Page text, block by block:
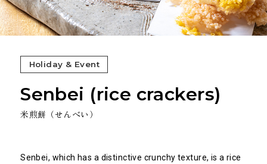
Holiday & Event
Senbei (rice crackers)
米煎餅（せんべい）
Senbei, which has a distinctive crunchy texture, is a rice